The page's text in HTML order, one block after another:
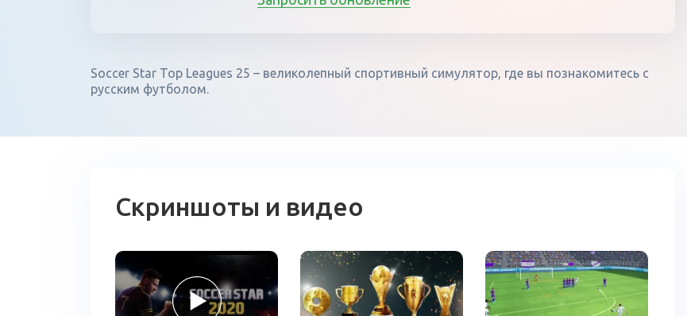
Soccer Star Top Leagues 25 – великолепный спортивный симулятор, где вы познакомитесь с
русским футболом.
Скриншоты и видео